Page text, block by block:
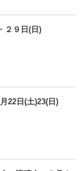
・２９日(日)
22日(土)23(日)